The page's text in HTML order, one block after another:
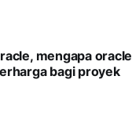
mengapa oracle
bagi proyek